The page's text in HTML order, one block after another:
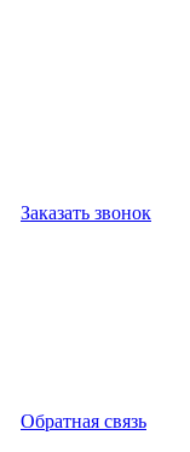
Заказать звонок
Обратная связь